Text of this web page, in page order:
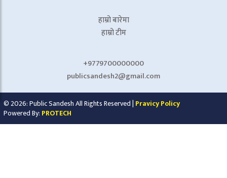
हाम्रो बारेमा
हाम्रो टीम
+9779700000000
publicsandesh2@gmail.com
© 2026: Public Sandesh All Rights Reserved | Pravicy Policy
Powered By: PROTECH